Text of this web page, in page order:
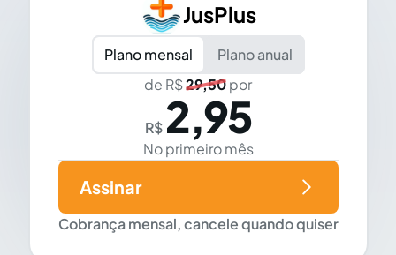
JusPlus
Plano mensal
Plano anual
de R$29,50por
R$ 2,95
No primeiro mês
Cobrança mensal, cancele quando quiser
Assinar